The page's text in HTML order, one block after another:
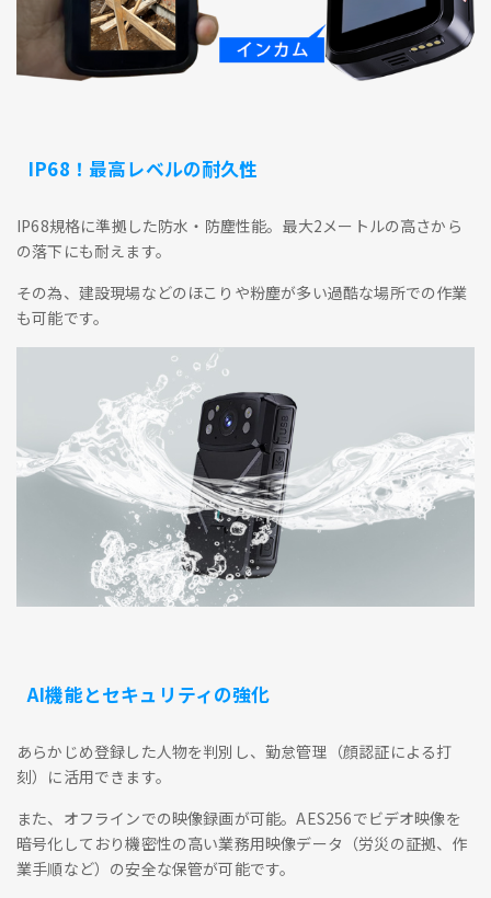
IP68！最高レベルの耐久性
IP68規格に準拠した防水・防塵性能。最大2メートルの高さから
の落下にも耐えます。
その為、建設現場などのほこりや粉塵が多い過酷な場所での作業
も可能です。
AI機能とセキュリティの強化
あらかじめ登録した人物を判別し、勤怠管理（顔認証による打
刻）に活用できます。
また、オフラインでの映像録画が可能。AES256でビデオ映像を
暗号化しており機密性の高い業務用映像データ（労災の証拠、作
業手順など）の安全な保管が可能です。